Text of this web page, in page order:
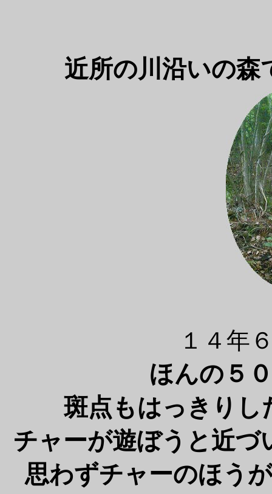
近所の川沿いの森
１４年
ほんの５
斑点もはっきりし
チャーが遊ぼうと近
思わずチャーのほう